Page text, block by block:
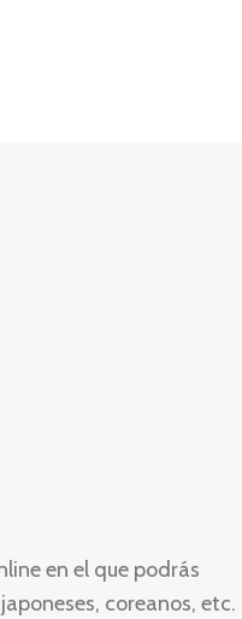
en el que podrás
coreanos, etc.